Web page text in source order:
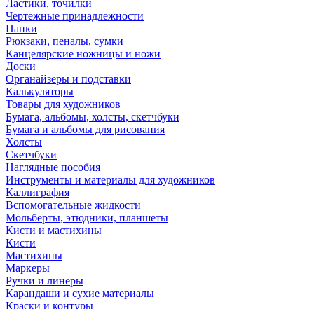
Ластики, точилки
Чертежные принадлежности
Папки
Рюкзаки, пеналы, сумки
Канцелярские ножницы и ножи
Доски
Органайзеры и подставки
Калькуляторы
Товары для художников
Бумага, альбомы, холсты, скетчбуки
Бумага и альбомы для рисования
Холсты
Скетчбуки
Наглядные пособия
Инструменты и материалы для художников
Каллиграфия
Вспомогательные жидкости
Мольберты, этюдники, планшеты
Кисти и мастихины
Кисти
Мастихины
Маркеры
Ручки и линеры
Карандаши и сухие материалы
Краски и контуры